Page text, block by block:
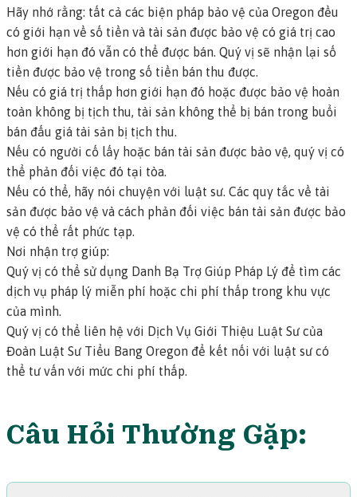
Hãy nhớ rằng: tất cả các biện pháp bảo vệ của Oregon đều
có giới hạn về số tiền và tài sản được bảo vệ có giá trị cao
hơn giới hạn đó vẫn có thể được bán. Quý vị sẽ nhận lại số
tiền được bảo vệ trong số tiền bán thu được.
Nếu có giá trị thấp hơn giới hạn đó hoặc được bảo vệ hoàn
toàn không bị tịch thu, tài sản không thể bị bán trong buổi
bán đấu giá tài sản bị tịch thu.
Nếu có người cố lấy hoặc bán tài sản được bảo vệ, quý vị có
thể phản đối việc đó tại tòa.
Nếu có thể, hãy nói chuyện với luật sư. Các quy tắc về tài
sản được bảo vệ và cách phản đối việc bán tài sản được bảo
vệ có thể rất phức tạp.
Nơi nhận trợ giúp:
Quý vị có thể sử dụng Danh Bạ Trợ Giúp Pháp Lý để tìm các
dịch vụ pháp lý miễn phí hoặc chi phí thấp trong khu vực
của mình.
Quý vị có thể liên hệ với Dịch Vụ Giới Thiệu Luật Sư của
Đoàn Luật Sư Tiểu Bang Oregon để kết nối với luật sư có
thể tư vấn với mức chi phí thấp.
Câu Hỏi Thường Gặp: